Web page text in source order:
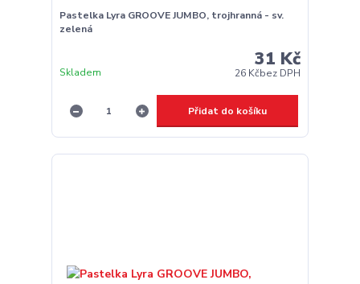
Pastelka Lyra GROOVE JUMBO, trojhranná - sv.
zelená
31 Kč
26 Kčbez DPH
Skladem
Přidat do košíku